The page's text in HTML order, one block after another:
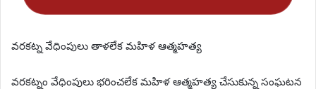
వరకట్న వేధింపులు తాళలేక మహిళ ఆత్మహత్య
వరకట్నం వేధింపులు భరించలేక మహిళ ఆత్మహత్య చేసుకున్న సంఘటన